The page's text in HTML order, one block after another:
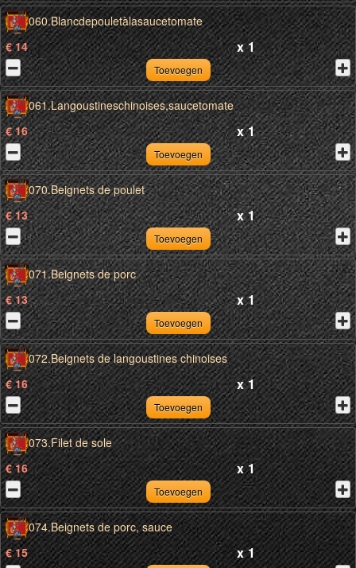
060.Blancdepouletàlasaucetomate
€ 14
x 1
Toevoegen
061.Langoustineschinoises,saucetomate
€ 16
x 1
Toevoegen
070.Beignets de poulet
€ 13
x 1
Toevoegen
071.Beignets de porc
€ 13
x 1
Toevoegen
072.Beignets de langoustines chinoises
€ 16
x 1
Toevoegen
073.Filet de sole
€ 16
x 1
Toevoegen
074.Beignets de porc, sauce
€ 15
x 1